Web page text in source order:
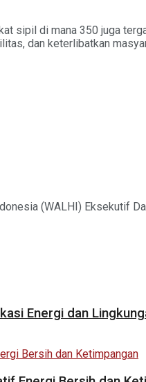
sipil di mana 350 juga
dan keterlibatkan
(WALHI) Eksekutif
Energi dan